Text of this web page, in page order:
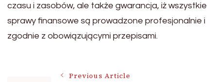
czasu i zasobów, ale także gwarancja, iż wszystkie
sprawy finansowe są prowadzone profesjonalnie i
zgodnie z obowiązującymi przepisami.
Previous Article